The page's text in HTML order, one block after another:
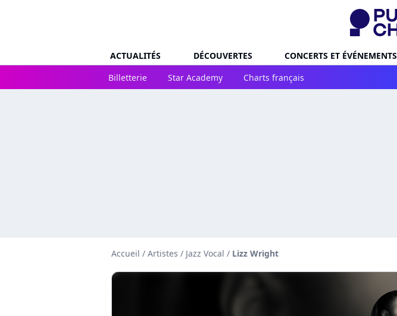
ACTUALITÉS DÉCOUVERTES CONCERTS ET ÉVÉNEMENTS
Billetterie
Star Academy Charts français
Accueil / Artistes / Jazz Vocal / Lizz Wright